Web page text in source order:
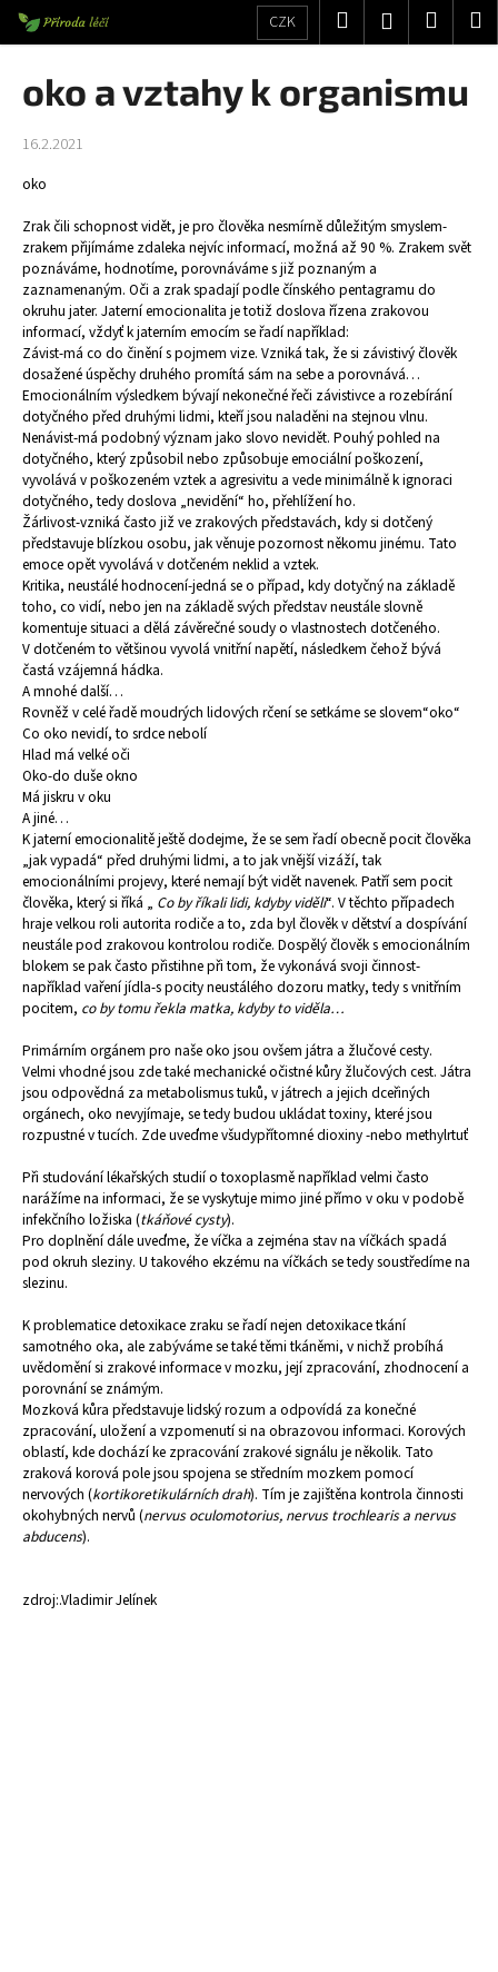
Přejít
obsah
CZK HledatPřihlášení
oko a vztahy k organismu
16.2.2021
oko
Zrak čili schopnost vidět, je pro člověka nesmírně důležitým smyslem-
zrakem přijímáme zdaleka nejvíc informací, možná až 90 %. Zrakem svět
poznáváme, hodnotíme, porovnáváme s již poznaným a
zaznamenaným. Oči a zrak spadají podle čínského pentagramu do
okruhu jater. Jaterní emocionalita je totiž doslova řízena zrakovou
informací, vždyť k jaterním emocím se řadí například:
Závist-má co do činění s pojmem vize. Vzniká tak, že si závistivý člověk
dosažené úspěchy druhého promítá sám na sebe a porovnává…
Emocionálním výsledkem bývají nekonečné řeči závistivce a rozebírání
dotyčného před druhými lidmi, kteří jsou naladěni na stejnou vlnu.
Nenávist-má podobný význam jako slovo nevidět. Pouhý pohled na
dotyčného, který způsobil nebo způsobuje emociální poškození,
vyvolává v poškozeném vztek a agresivitu a vede minimálně k ignoraci
dotyčného, tedy doslova „nevidění“ ho, přehlížení ho.
Žárlivost-vzniká často již ve zrakových představách, kdy si dotčený
představuje blízkou osobu, jak věnuje pozornost někomu jinému. Tato
emoce opět vyvolává v dotčeném neklid a vztek.
Kritika, neustálé hodnocení-jedná se o případ, kdy dotyčný na základě
toho, co vidí, nebo jen na základě svých představ neustále slovně
komentuje situaci a dělá závěrečné soudy o vlastnostech dotčeného.
V dotčeném to většinou vyvolá vnitřní napětí, následkem čehož bývá
častá vzájemná hádka.
A mnohé další…
Rovněž v celé řadě moudrých lidových rčení se setkáme se slovem“oko“
Co oko nevidí, to srdce nebolí
Hlad má velké oči
Oko-do duše okno
Má jiskru v oku
A jiné…
K jaterní emocionalitě ještě dodejme, že se sem řadí obecně pocit člověka
„jak vypadá“ před druhými lidmi, a to jak vnější vizáží, tak
emocionálními projevy, které nemají být vidět navenek. Patří sem pocit
člověka, který si říká „ Co by říkali lidi, kdyby viděli“. V těchto případech
hraje velkou roli autorita rodiče a to, zda byl člověk v dětství a dospívání
neustále pod zrakovou kontrolou rodiče. Dospělý člověk s emocionálním
blokem se pak často přistihne při tom, že vykonává svoji činnost-
například vaření jídla-s pocity neustálého dozoru matky, tedy s vnitřním
pocitem, co by tomu řekla matka, kdyby to viděla…
Primárním orgánem pro naše oko jsou ovšem játra a žlučové cesty.
Velmi vhodné jsou zde také mechanické očistné kůry žlučových cest. Játra
jsou odpovědná za metabolismus tuků, v játrech a jejich dceřiných
orgánech, oko nevyjímaje, se tedy budou ukládat toxiny, které jsou
rozpustné v tucích. Zde uveďme všudypřítomné dioxiny -nebo methylrtuť
Při studování lékařských studií o toxoplasmě například velmi často
narážíme na informaci, že se vyskytuje mimo jiné přímo v oku v podobě
infekčního ložiska (tkáňové cysty).
Pro doplnění dále uveďme, že víčka a zejména stav na víčkách spadá
pod okruh sleziny. U takového ekzému na víčkách se tedy soustředíme na
slezinu.
K problematice detoxikace zraku se řadí nejen detoxikace tkání
samotného oka, ale zabýváme se také těmi tkáněmi, v nichž probíhá
uvědomění si zrakové informace v mozku, její zpracování, zhodnocení a
porovnání se známým.
Mozková kůra představuje lidský rozum a odpovídá za konečné
zpracování, uložení a vzpomenutí si na obrazovou informaci. Korových
oblastí, kde dochází ke zpracování zrakové signálu je několik. Tato
zraková korová pole jsou spojena se středním mozkem pomocí
nervových (kortikoretikulárních drah). Tím je zajištěna kontrola činnosti
okohybných nervů (nervus oculomotorius, nervus trochlearis a nervus
abducens).
zdroj:.Vladimir Jelínek
o
o
p
t
ř
e
b
u
j
e
t
e
n
a
j
í
t
?
D
o
p
o
r
u
č
u
j
e
m
e